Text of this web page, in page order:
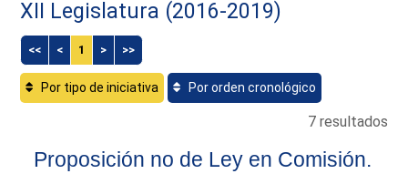
XII Legislatura (2016-2019)
<< < 1 > >>
Por tipo de iniciativa Por orden cronológico
7 resultados
Proposición no de Ley en Comisión.